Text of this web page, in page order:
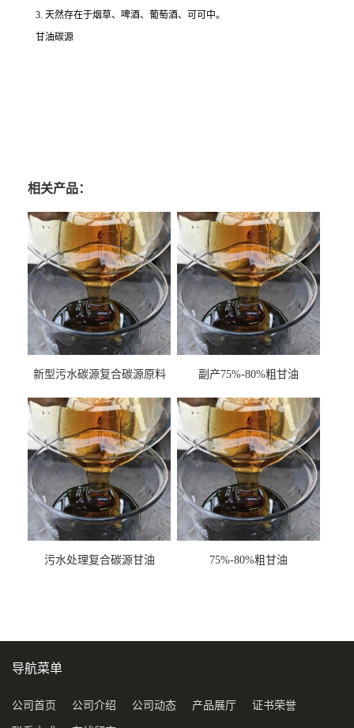
3. 天然存在于烟草、啤酒、葡萄酒、可可中。
甘油碳源
相关产品：
新型污水碳源复合碳源原料
副产75%-80%粗甘油
污水处理复合碳源甘油
75%-80%粗甘油
导航菜单
公司首页 公司介绍 公司动态 产品展厅 证书荣誉